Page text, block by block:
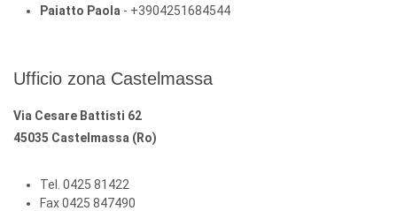
Paiatto Paola - +3904251684544
Ufficio zona Castelmassa
Via Cesare Battisti 62
45035 Castelmassa (Ro)
Tel. 0425 81422
Fax 0425 847490